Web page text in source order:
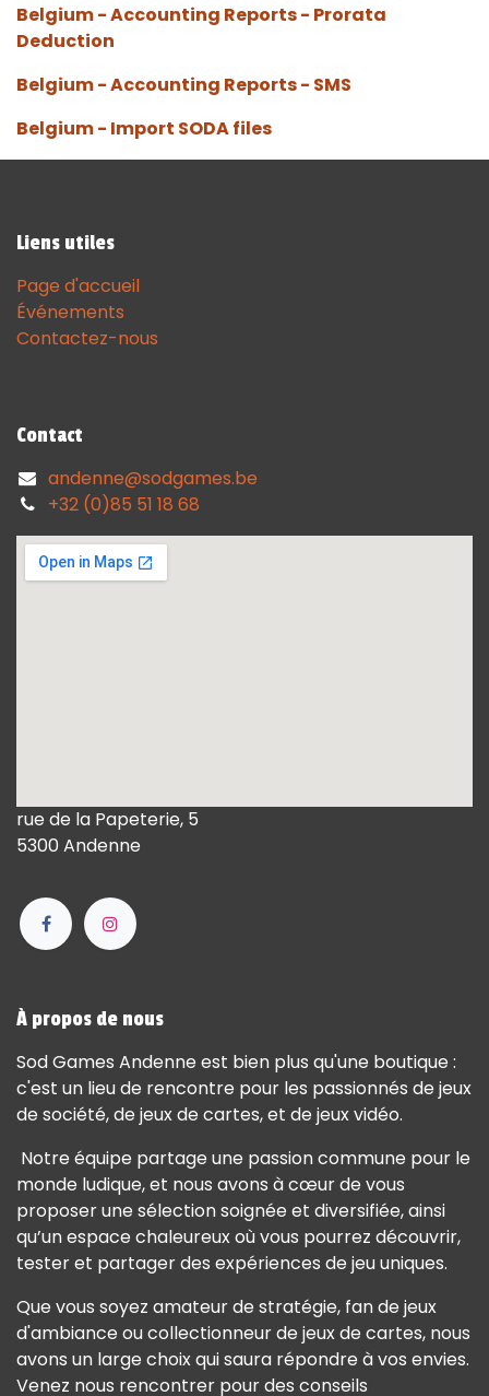
Belgium - Accounting Reports - Prorata
Deduction
Belgium - Accounting Reports - SMS
Belgium - Import SODA files
Liens utiles
Page d'accueil
Événements
Contactez-nous
À propos de nous
Sod Games Andenne est bien plus qu'une boutique :
c'est un lieu de rencontre pour les passionnés de jeux
de société, de jeux de cartes, et de jeux vidéo.
Notre équipe partage une passion commune pour le
monde ludique, et nous avons à cœur de vous
proposer une sélection soignée et diversifiée, ainsi
qu’un espace chaleureux où vous pourrez découvrir,
tester et partager des expériences de jeu uniques.
Que vous soyez amateur de stratégie, fan de jeux
d'ambiance ou collectionneur de jeux de cartes, nous
avons un large choix qui saura répondre à vos envies.
Venez nous rencontrer pour des conseils
Contact
andenne@sodgames.be
+32 (0)85 51 18 68
rue de la Papeterie, 5
5300 Andenne